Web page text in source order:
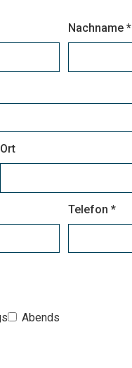
Nachname *
Ort
Telefon *
Abends